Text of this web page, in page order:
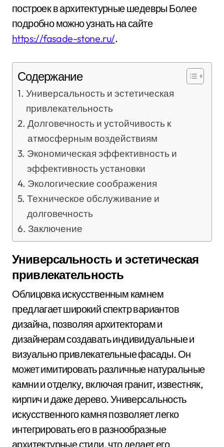
построек в архитектурные шедевры Более
подробно можно узнать на сайте
https://fasade-stone.ru/.
Содержание
Универсальность и эстетическая
привлекательность
Долговечность и устойчивость к
атмосферным воздействиям
Экономическая эффективность и
эффективность установки
Экологические соображения
Техническое обслуживание и
долговечность
Заключение
Универсальность и эстетическая
привлекательность
Облицовка искусственным камнем
предлагает широкий спектр вариантов
дизайна, позволяя архитекторам и
дизайнерам создавать индивидуальные и
визуально привлекательные фасады. Он
может имитировать различные натуральные
камни и отделку, включая гранит, известняк,
кирпич и даже дерево. Универсальность
искусственного камня позволяет легко
интегрировать его в разнообразные
архитектурные стили, что делает его